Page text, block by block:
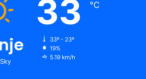
33 ℃
33º - 23º
19%
5.19 km/h